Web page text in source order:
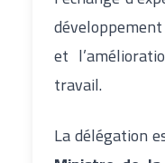
et
travail.
La délégation